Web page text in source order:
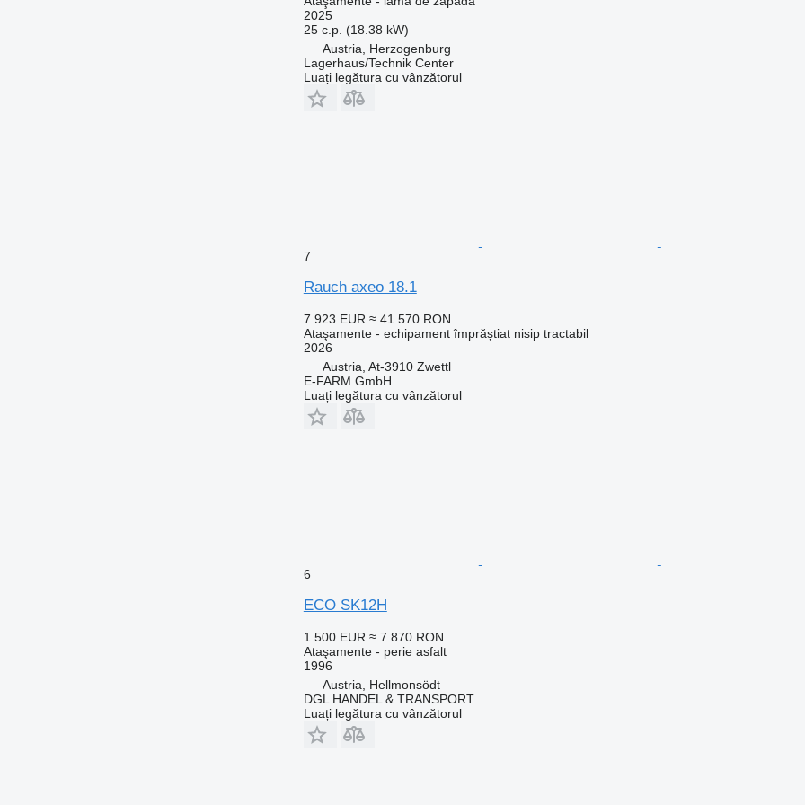
2025
25 c.p. (18.38 kW)
Austria, Herzogenburg
Lagerhaus/Technik Center
Luați legătura cu vânzătorul
7
Rauch axeo 18.1
7.923 EUR ≈ 41.570 RON
Ataşamente - echipament împrăștiat nisip tractabil
2026
Austria, At-3910 Zwettl
E-FARM GmbH
Luați legătura cu vânzătorul
6
ECO SK12H
1.500 EUR ≈ 7.870 RON
Ataşamente - perie asfalt
1996
Austria, Hellmonsödt
DGL HANDEL & TRANSPORT
Luați legătura cu vânzătorul